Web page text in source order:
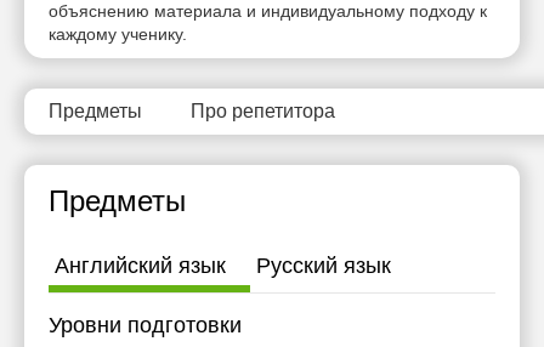
объяснению материала и индивидуальному подходу к
каждому ученику.
Предметы Про репетитора
Предметы
Английский язык Русский язык
Уровни подготовки